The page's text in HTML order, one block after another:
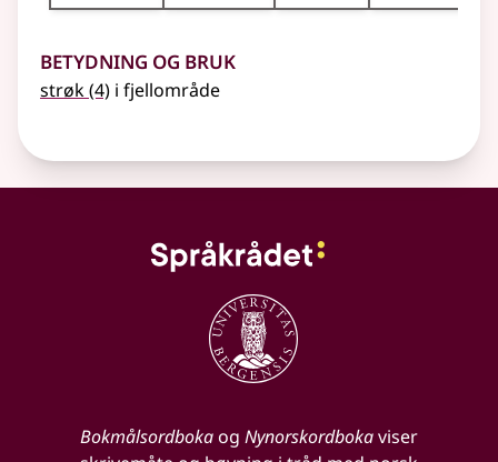
Betydning og bruk
strøk(4) i fjellområde
Bokmålsordbokaog Nynorskordbokaviser